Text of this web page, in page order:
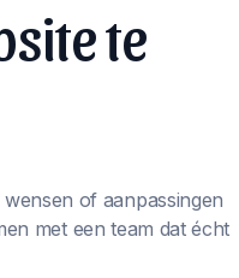
te
of aanpassingen
met een team dat écht